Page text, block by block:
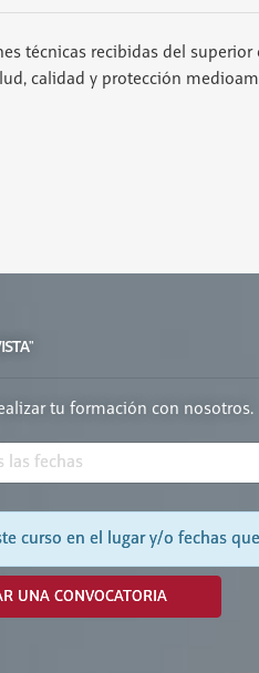
técnicas recibidas del superior
calidad y protección
tu formación con nosotros.
curso en el lugar y/o fechas
UNA CONVOCATORIA